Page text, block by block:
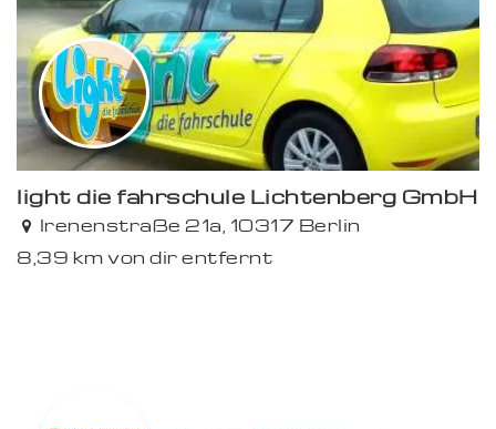
light die fahrschule Lichtenberg GmbH
Irenenstraße 21a, 10317 Berlin
8,39 km von dir entfernt